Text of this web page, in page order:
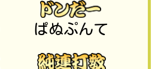
ぱぬぷんて